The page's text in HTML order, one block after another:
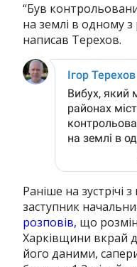
“Був
на землі в одному з
написав Терехов.
Раніше на
заступник
розповів, що
Харківщини вкрай
його даними,